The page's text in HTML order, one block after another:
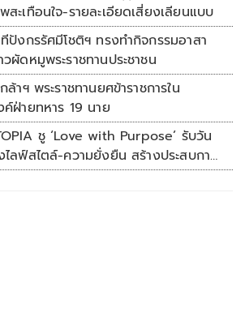
สะเทือนใจ-รายละเอียดเสี่ยงเลียนแบบ
ทีปังกรรัศมีโชติฯ ทรงทำกิจกรรมอาสา
วผัดหมูพระราชทานประชาชน
ล้าฯ พระราชทานยศข้าราชการใน
ค์ฝ่ายทหาร 19 นาย
ชู ‘Love with Purpose’ รับวัน
ลฟ์สไตล์-ความยั่งยืน สร้างประสบกา
ปิงมีความหมาย